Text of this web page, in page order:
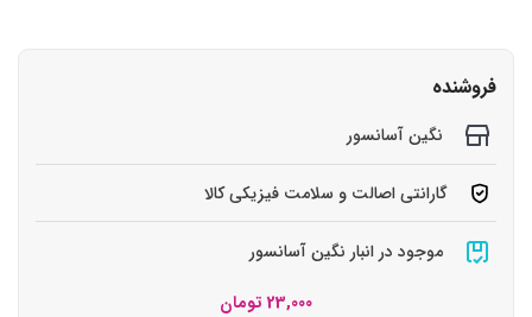
فروشنده
نگین آسانسور
گارانتی اصالت و سلامت فیزیکی کالا
موجود در انبار نگین آسانسور
23,000 تومان